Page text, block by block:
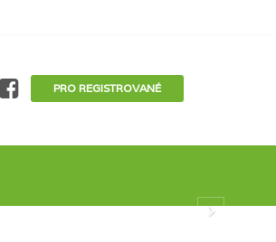
PRO REGISTROVANÉ